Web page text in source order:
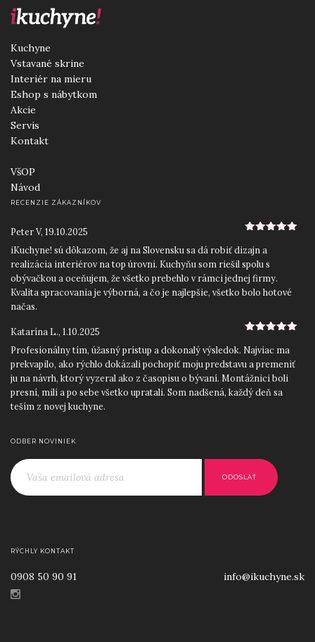
Kuchyne
Vstavané skrine
Interiér na mieru
Eshop s nábytkom
Akcie
Servis
Kontakt
VšOP
Návod
RECENZIE ZÁKAZNÍKOV
Peter V, 19.10.2025
iKuchyne! sú dôkazom, že aj na Slovensku sa dá robiť dizajn a
realizácia interiérov na top úrovni. Kuchyňu som riešil spolu s
obývačkou a oceňujem, že všetko prebehlo v rámci jednej firmy.
Kvalita spracovania je výborná, a čo je najlepšie, všetko bolo hotové
načas.
Katarína L., 1.10.2025
Profesionálny tím, úžasný prístup a dokonalý výsledok. Najviac ma
prekvapilo, ako rýchlo dokázali pochopiť moju predstavu a premeniť
ju na návrh, ktorý vyzeral ako z časopisu o bývaní. Montážnici boli
presní, milí a po sebe všetko upratali. Som nadšená, každý deň sa
teším z novej kuchyne.
zameranie priestoru a odborné rady pri výbere materiálov a
jednoducho ľudský prístup. iKuchyne! sa postarali o všetko: návrh,
výrobu aj montáž. Výsledkom je moderná kuchyňa na mieru, ktorá
Po viacerých zlých skúsenostiach s inými firmami som mala obavy,
trpezlivá a kreatívna, pomohla mi skombinovať farby aj spotrebiče
tak, aby všetko ladilo. Kuchyňa je krásna, praktická a presne
ODBER NOVINIEK
RÝCHLY KONTAKT
0908 50 90 91 info@ikuchyne.sk